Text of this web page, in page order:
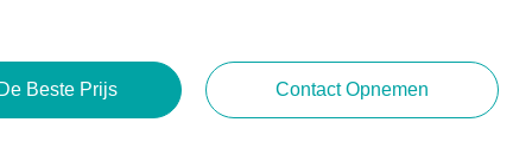
Beste Prijs Contact Opnemen